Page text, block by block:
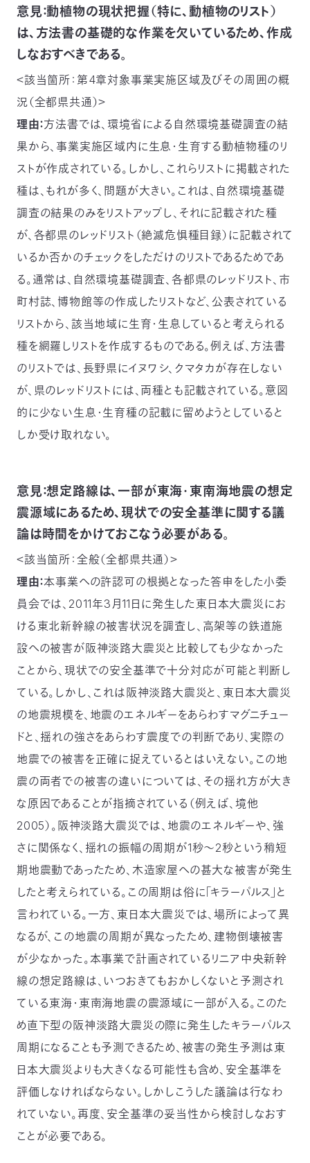
意見：動植物の現状把握（特に、動植物のリスト）
は、方法書の基礎的な作業を欠いているため、作成
しなおすべきである。
＜該当箇所：第4章対象事業実施区域及びその周囲の概
況（全都県共通）＞
理由：方法書では、環境省による自然環境基礎調査の結
果から、事業実施区域内に生息・生育する動植物種のリ
ストが作成されている。しかし、これらリストに掲載された
種は、もれが多く、問題が大きい。これは、自然環境基礎
調査の結果のみをリストアップし、それに記載された種
が、各都県のレッドリスト（絶滅危惧種目録）に記載されて
いるか否かのチェックをしただけのリストであるためであ
る。通常は、自然環境基礎調査、各都県のレッドリスト、市
町村誌、博物館等の作成したリストなど、公表されている
リストから、該当地域に生育・生息していると考えられる
種を網羅しリストを作成するものである。例えば、方法書
のリストでは、長野県にイヌワシ、クマタカが存在しない
が、県のレッドリストには、両種とも記載されている。意図
的に少ない生息・生育種の記載に留めようとしていると
しか受け取れない。
意見：想定路線は、一部が東海・東南海地震の想定
震源域にあるため、現状での安全基準に関する議
論は時間をかけておこなう必要がある。
＜該当箇所：全般（全都県共通）＞
理由：本事業への許認可の根拠となった答申をした小委
員会では、2011年3月11日に発生した東日本大震災にお
ける東北新幹線の被害状況を調査し、高架等の鉄道施
設への被害が阪神淡路大震災と比較しても少なかった
ことから、現状での安全基準で十分対応が可能と判断し
ている。しかし、これは阪神淡路大震災と、東日本大震災
の地震規模を、地震のエネルギーをあらわすマグニチュー
ドと、揺れの強さをあらわす震度での判断であり、実際の
地震での被害を正確に捉えているとはいえない。この地
震の両者での被害の違いについては、その揺れ方が大き
な原因であることが指摘されている（例えば、境他
2005）。阪神淡路大震災では、地震のエネルギーや、強
さに関係なく、揺れの振幅の周期が1秒～2秒という稍短
期地震動であったため、木造家屋への甚大な被害が発生
したと考えられている。この周期は俗に「キラーパルス」と
言われている。一方、東日本大震災では、場所によって異
なるが、この地震の周期が異なったため、建物倒壊被害
が少なかった。本事業で計画されているリニア中央新幹
線の想定路線は、いつおきてもおかしくないと予測され
ている東海・東南海地震の震源域に一部が入る。このた
め直下型の阪神淡路大震災の際に発生したキラーパルス
周期になることも予測できるため、被害の発生予測は東
日本大震災よりも大きくなる可能性も含め、安全基準を
評価しなければならない。しかしこうした議論は行なわ
れていない。再度、安全基準の妥当性から検討しなおす
ことが必要である。